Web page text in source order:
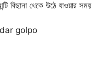
থেকে উঠে যাওয়ার সময়
golpo